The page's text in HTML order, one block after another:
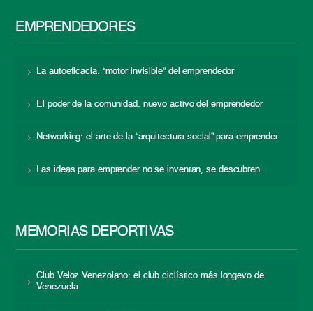
EMPRENDEDORES
La autoeficacia: “motor invisible” del emprendedor
El poder de la comunidad: nuevo activo del emprendedor
Networking: el arte de la “arquitectura social” para emprender
Las ideas para emprender no se inventan, se descubren
MEMORIAS DEPORTIVAS
Club Veloz Venezolano: el club ciclístico más longevo de
Venezuela